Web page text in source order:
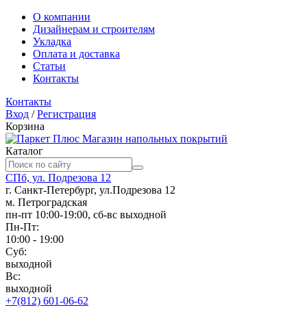
О компании
Дизайнерам и строителям
Укладка
Оплата и доставка
Статьи
Контакты
Контакты
Вход /Регистрация
Корзина
Магазин напольных покрытий
Каталог
СПб, ул. Подрезова 12
г. Санкт-Петербург, ул.Подрезова 12
м. Петроградская
пн-пт 10:00-19:00, сб-вс выходной
Пн-Пт:
10:00 - 19:00
Суб:
выходной
Вс:
выходной
+7(812) 601-06-62